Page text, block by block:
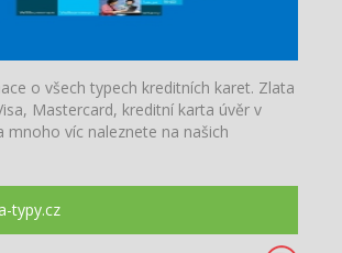
o všech typech kreditních karet. Zlata
Mastercard, kreditní karta úvěr v
mnoho víc naleznete na našich
typy.cz